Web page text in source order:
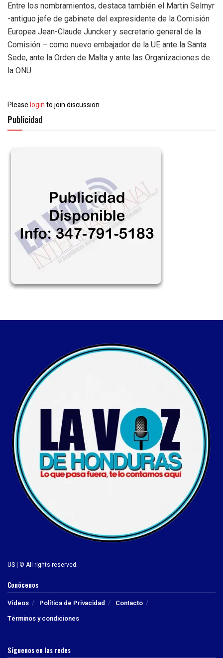
Entre los nombramientos, destaca también el Martin Selmyr
-antiguo jefe de gabinete del expresidente de la Comisión
Europea Jean-Claude Juncker y secretario general de la
Comisión – como nuevo embajador de la UE ante la Santa
Sede, ante la Orden de Malta y ante las Organizaciones de
la ONU.
Pleaseloginto join discussion
Publicidad
US | © All rights reserved.
Conócenos
Vídeos Política de Privacidad
Contacto
Términos y condiciones
Síguenos en las redes